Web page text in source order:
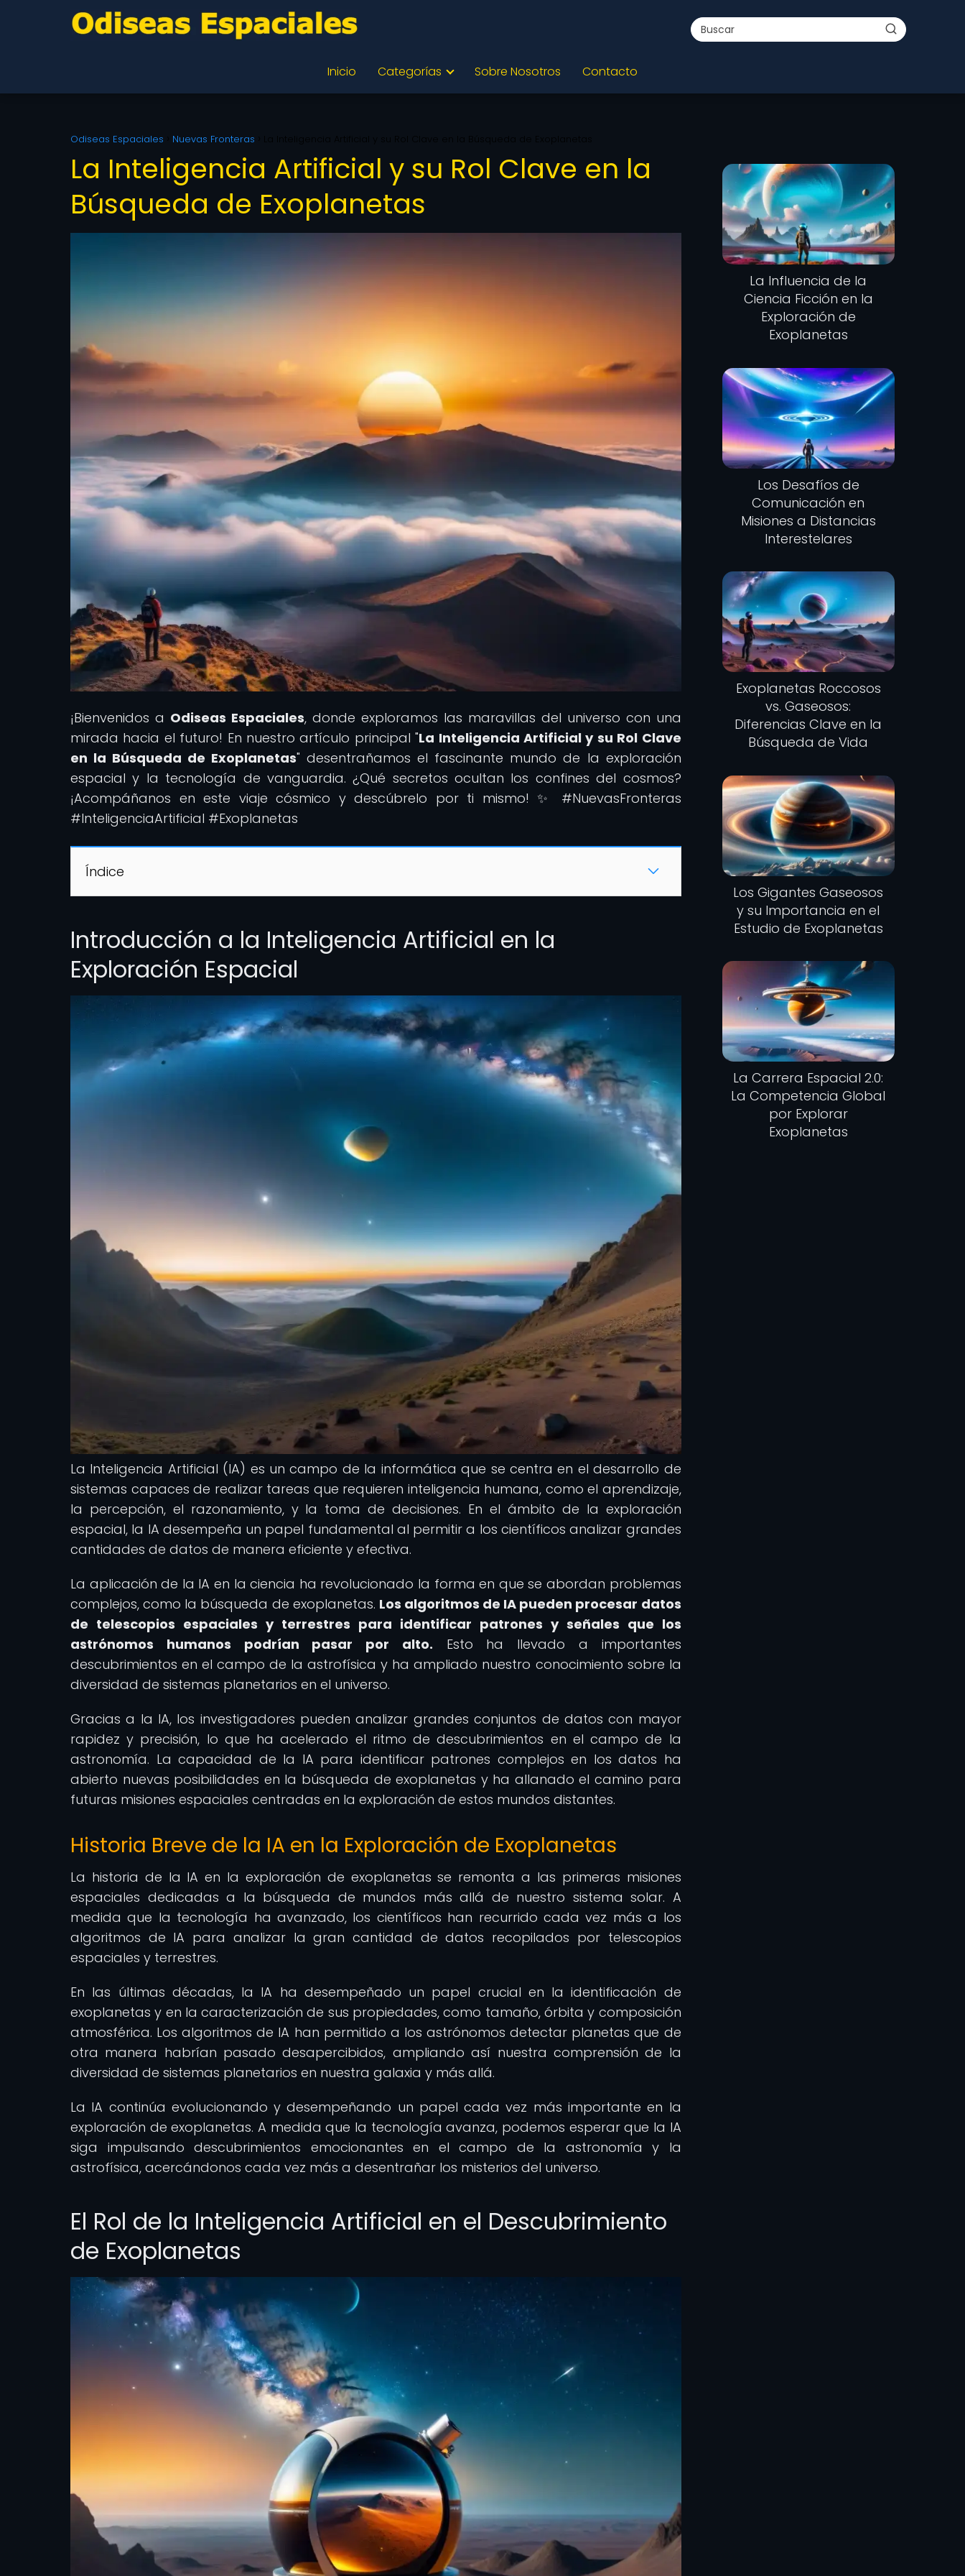
Inicio Categorías Sobre Nosotros Contacto
Odiseas Espaciales Nuevas Fronteras
La Inteligencia Artificial y su Rol Clave en la
Búsqueda de Exoplanetas
¡Bienvenidos a Odiseas Espaciales, donde exploramos las maravillas del universo con una
mirada hacia el futuro! En nuestro artículo principal "La Inteligencia Artificial y su Rol Clave
en la Búsqueda de Exoplanetas" desentrañamos el fascinante mundo de la exploración
espacial y la tecnología de vanguardia. ¿Qué secretos ocultan los confines del cosmos?
¡Acompáñanos en este viaje cósmico y descúbrelo por ti mismo! ✨ #NuevasFronteras
#InteligenciaArtificial #Exoplanetas
Índice
Introducción a la Inteligencia Artificial en la
Exploración Espacial
La Inteligencia Artificial (IA) es un campo de la informática que se centra en el desarrollo de
sistemas capaces de realizar tareas que requieren inteligencia humana, como el aprendizaje,
la percepción, el razonamiento, y la toma de decisiones. En el ámbito de la exploración
espacial, la IA desempeña un papel fundamental al permitir a los científicos analizar grandes
cantidades de datos de manera eficiente y efectiva.
La aplicación de la IA en la ciencia ha revolucionado la forma en que se abordan problemas
complejos, como la búsqueda de exoplanetas. Los algoritmos de IA pueden procesar datos
de telescopios espaciales y terrestres para identificar patrones y señales que los
astrónomos humanos podrían pasar por alto. Esto ha llevado a importantes
descubrimientos en el campo de la astrofísica y ha ampliado nuestro conocimiento sobre la
diversidad de sistemas planetarios en el universo.
Gracias a la IA, los investigadores pueden analizar grandes conjuntos de datos con mayor
rapidez y precisión, lo que ha acelerado el ritmo de descubrimientos en el campo de la
astronomía. La capacidad de la IA para identificar patrones complejos en los datos ha
abierto nuevas posibilidades en la búsqueda de exoplanetas y ha allanado el camino para
futuras misiones espaciales centradas en la exploración de estos mundos distantes.
Historia Breve de la IA en la Exploración de Exoplanetas
La historia de la IA en la exploración de exoplanetas se remonta a las primeras misiones
espaciales dedicadas a la búsqueda de mundos más allá de nuestro sistema solar. A
medida que la tecnología ha avanzado, los científicos han recurrido cada vez más a los
algoritmos de IA para analizar la gran cantidad de datos recopilados por telescopios
espaciales y terrestres.
En las últimas décadas, la IA ha desempeñado un papel crucial en la identificación de
exoplanetas y en la caracterización de sus propiedades, como tamaño, órbita y composición
atmosférica. Los algoritmos de IA han permitido a los astrónomos detectar planetas que de
otra manera habrían pasado desapercibidos, ampliando así nuestra comprensión de la
diversidad de sistemas planetarios en nuestra galaxia y más allá.
La IA continúa evolucionando y desempeñando un papel cada vez más importante en la
exploración de exoplanetas. A medida que la tecnología avanza, podemos esperar que la IA
siga impulsando descubrimientos emocionantes en el campo de la astronomía y la
astrofísica, acercándonos cada vez más a desentrañar los misterios del universo.
El Rol de la Inteligencia Artificial en el Descubrimiento
de Exoplanetas
La Influencia de la
Ciencia Ficción en la
Exploración de
Exoplanetas
Los Desafíos de
Comunicación en
Misiones a Distancias
Interestelares
Exoplanetas Roccosos
vs. Gaseosos:
Diferencias Clave en la
Búsqueda de Vida
Los Gigantes Gaseosos
y su Importancia en el
Estudio de Exoplanetas
La Carrera Espacial 2.0:
La Competencia Global
por Explorar
Exoplanetas